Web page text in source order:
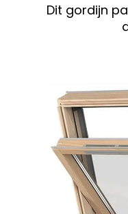
Dit gordijn